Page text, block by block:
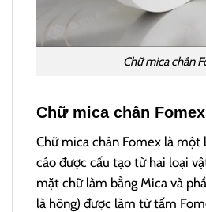
Chữ mica chân
Chữ mica chân
Chữ mica chân Fomex là một
cáo được cấu tạo từ hai loại
mặt chữ làm bằng Mica và
là hông) được làm từ tấm